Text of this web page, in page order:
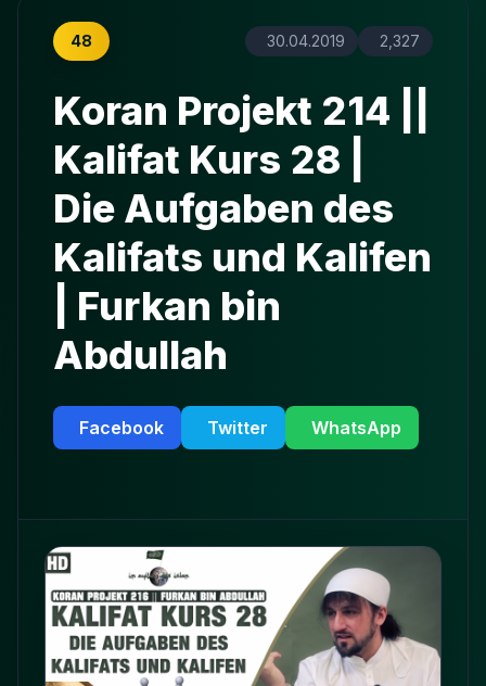
48 30.04.2019 2,327
Koran Projekt 214 ||
Kalifat Kurs 28 |
Die Aufgaben des
Kalifats und Kalifen
| Furkan bin
Abdullah
Facebook Twitter WhatsApp